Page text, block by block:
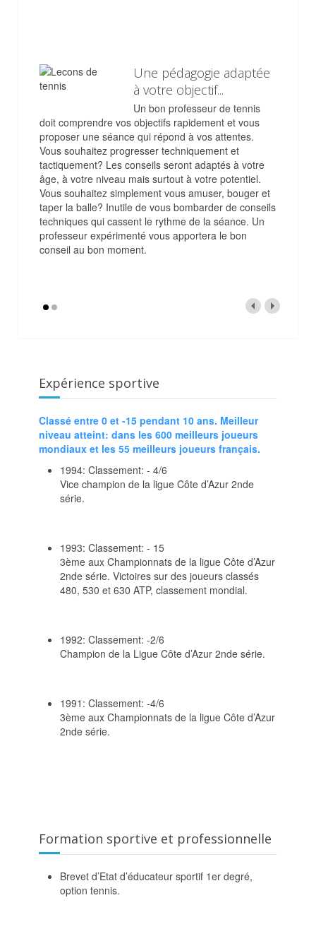
Une pédagogie adaptée
à votre objectif...
Un bon professeur de tennis
doit comprendre vos objectifs rapidement et vous
proposer une séance qui répond à vos attentes.
Vous souhaitez progresser techniquement et
tactiquement? Les conseils seront adaptés à votre
âge, à votre niveau mais surtout à votre potentiel.
Vous souhaitez simplement vous amuser, bouger et
taper la balle? Inutile de vous bombarder de conseils
techniques qui cassent le rythme de la séance. Un
professeur expérimenté vous apportera le bon
conseil au bon moment.
Expérience sportive
Classé entre 0 et -15 pendant 10 ans. Meilleur
niveau atteint: dans les 600 meilleurs joueurs
mondiaux et les 55 meilleurs joueurs français.
1994: Classement: - 4/6
Vice champion de la ligue Côte d’Azur 2nde
série.
1993: Classement: - 15
3ème aux Championnats de la ligue Côte d’Azur
2nde série. Victoires sur des joueurs classés
480, 530 et 630 ATP, classement mondial.
1992: Classement: -2/6
Champion de la Ligue Côte d’Azur 2nde série.
1991: Classement: -4/6
3ème aux Championnats de la ligue Côte d’Azur
2nde série.
Formation sportive et professionnelle
Brevet d’Etat d’éducateur sportif 1er degré,
option tennis.